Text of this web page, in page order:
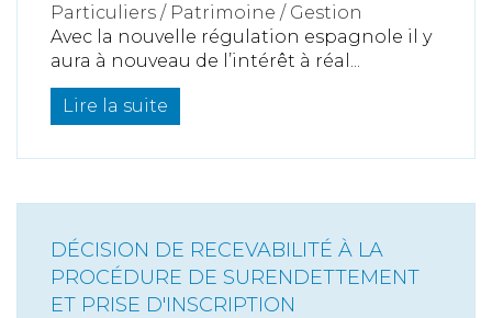
Particuliers / Patrimoine / Gestion
Avec la nouvelle régulation espagnole il y
aura à nouveau de l’intérêt à réal...
Lire la suite
DÉCISION DE RECEVABILITÉ À LA
PROCÉDURE DE SURENDETTEMENT
ET PRISE D'INSCRIPTION